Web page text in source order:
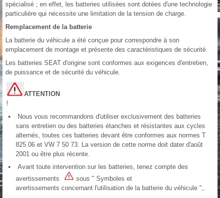
spécialisé ; en effet, les batteries utilisées sont dotées d'une technologie
particulière qui nécessite une limitation de la tension de charge.
Remplacement de la batterie
La batterie du véhicule a été conçue pour correspondre à son
emplacement de montage et présente des caractéristiques de sécurité.
Les batteries SEAT d'origine sont conformes aux exigences d'entretien,
de puissance et de sécurité du véhicule.
ATTENTION
!
Nous vous recommandons d'utiliser exclusivement des batteries
sans entretien ou des batteries étanches et résistantes aux cycles
alternés, toutes ces batteries devant être conformes aux normes T
825 06 et VW 7 50 73. La version de cette norme doit dater d'août
2001 ou être plus récente.
Avant toute intervention sur les batteries, tenez compte des
avertissements
sous " Symboles et
avertissements concernant l'utilisation de la batterie du véhicule ",.